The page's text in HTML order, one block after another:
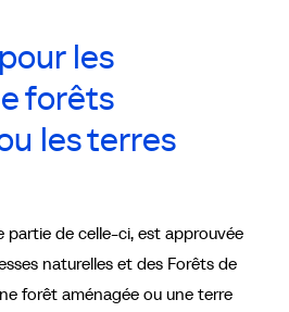
les
forêts
les terres
partie de celle-ci, est approuvée
naturelles et des Forêts de
forêt aménagée ou une terre